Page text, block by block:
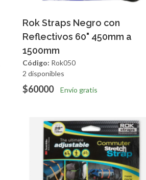
Agregar Vista Rapida
Rok Straps Negro con
Reflectivos 60" 450mm a
1500mm
Código: Rok050
2 disponibles
$60000 Envío gratis